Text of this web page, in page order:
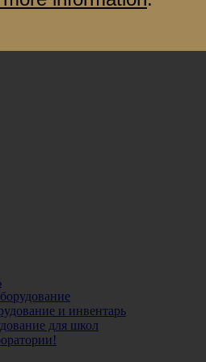
и инвентарь
для школ